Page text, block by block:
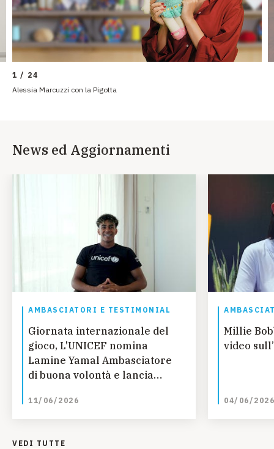
1 / 24
Alessia Marcuzzi con la Pigotta
News ed Aggiornamenti
AMBASCIATORI E TESTIMONIAL
Giornata internazionale del
gioco, L'UNICEF nomina
Lamine Yamal Ambasciatore
di buona volontà e lancia
11/06/2026
Millie
video
04/06/2026
VEDI TUTTE